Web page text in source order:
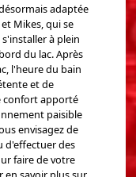
adaptée
Mikes, qui se
à plein
du lac. Après
l'heure du bain
et de
confort apporté
paisible
envisagez de
d'effectuer des
faire de votre